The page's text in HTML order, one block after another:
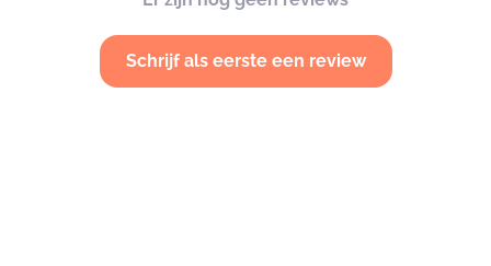
Schrijf als eerste een review